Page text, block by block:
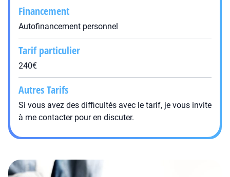
Financement
Autofinancement personnel
Tarif particulier
240€
Autres Tarifs
Si vous avez des difficultés avec le tarif, je vous invite
à me contacter pour en discuter.